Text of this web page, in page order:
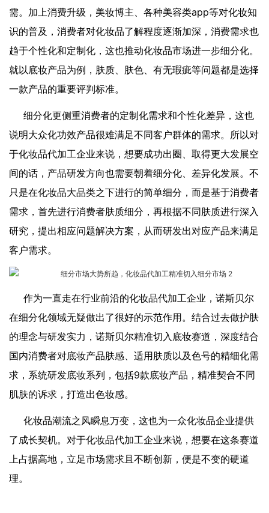
需。加上消费升级，美妆博主、各种美容类app等对化妆知
识的普及，消费者对化妆品了解程度逐渐加深，消费需求也
趋于个性化和定制化，这也推动化妆品市场进一步细分化。
就以底妆产品为例，肤质、肤色、有无瑕疵等问题都是选择
一款产品的重要评判标准。
细分化更侧重消费者的定制化需求和个性化差异，这也
说明大众化功效产品很难满足不同客户群体的需求。所以对
于化妆品代加工企业来说，想要成功出圈、取得更大发展空
间的话，产品研发方向也需要朝着细分化、差异化发展。不
只是在化妆品大品类之下进行的简单细分，而是基于消费者
需求，首先进行消费者肤质细分，再根据不同肤质进行深入
研究，提出相应问题解决方案，从而研发出对应产品来满足
客户需求。
作为一直走在行业前沿的化妆品代加工企业，诺斯贝尔
在细分化领域无疑做出了很好的示范作用。结合过去做护肤
的理念与研发实力，诺斯贝尔精准切入底妆赛道，深度结合
国内消费者对底妆产品肤感、适用肤质以及色号的精细化需
求，系统研发底妆系列，包括9款底妆产品，精准契合不同
肌肤的诉求，打造出色妆感。
化妆品潮流之风瞬息万变，这也为一众化妆品企业提供
了成长契机。对于化妆品代加工企业来说，想要在这条赛道
上占据高地，立足市场需求且不断创新，便是不变的硬道
理。